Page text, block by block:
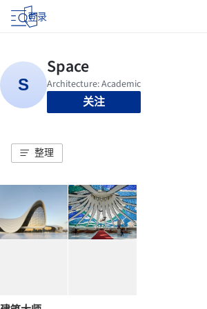
登录
关注
整理